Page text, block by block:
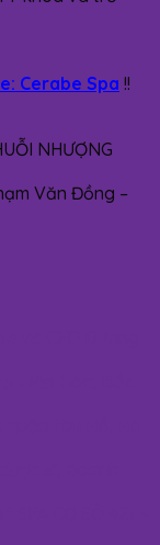
Cerabe Spa !!
NHƯỢNG
Văn Đồng –